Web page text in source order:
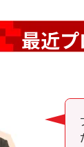
最近